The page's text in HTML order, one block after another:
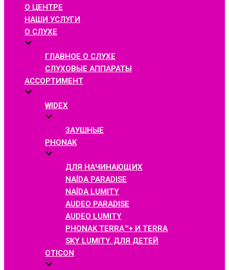
О ЦЕНТРЕ
НАШИ УСЛУГИ
О СЛУХЕ
ГЛАВНОЕ О СЛУХЕ
СЛУХОВЫЕ АППАРАТЫ
АССОРТИМЕНТ
WIDEX
ЗАУШНЫЕ
PHONAK
ДЛЯ НАЧИНАЮЩИХ
NAÍDA PARADISE
NAÍDA LUMITY
AUDEO PARADISE
AUDEO LUMITY
PHONAK TERRA™+ И TERRA
SKY LUMITY. ДЛЯ ДЕТЕЙ
OTICON